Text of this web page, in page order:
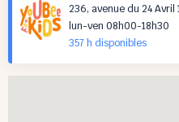
236, avenue du 24 Avril
lun-ven 08h00-18h30
357 h disponibles